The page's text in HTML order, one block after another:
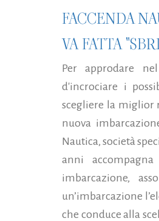
FACCENDA
VA FATTA
Per approdare
d'incrociare i
scegliere la miglior
nuova
Nautica, società
anni
imbarcazione,
un’imbarcazione
che conduce alla